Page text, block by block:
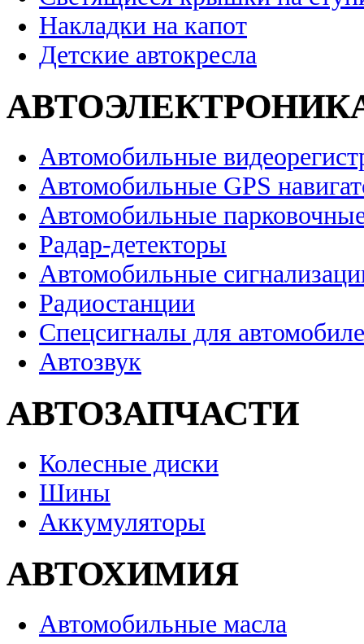
Накладки на капот
Детские автокресла
Автомобильные
Автомобильные GPS
Автомобильные
Радар-детекторы
Автомобильные
Радиостанции
Спецсигналы для
Автозвук
АВТОЗАПЧАСТИ
Колесные диски
Шины
Аккумуляторы
АВТОХИМИЯ
Автомобильные масла